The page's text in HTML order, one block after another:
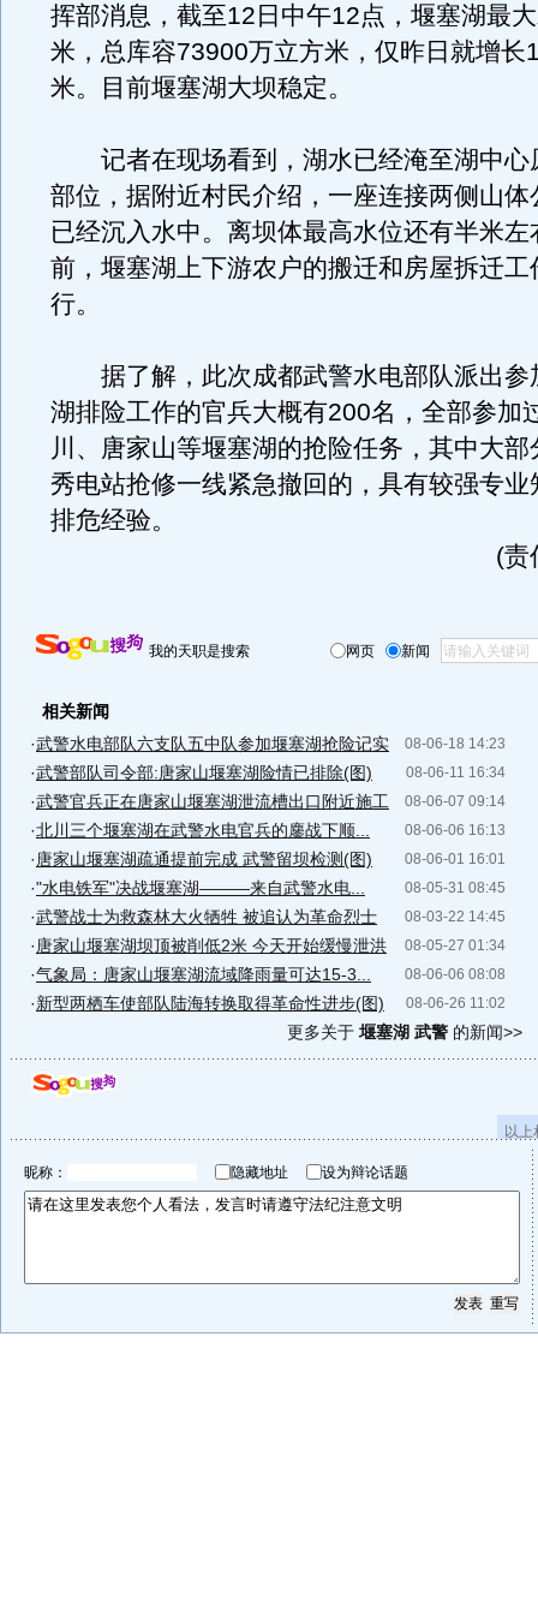
挥部消息，截至12日中午12点，堰塞湖最
米，总库容73900万立方米，仅昨日就增长
米。目前堰塞湖大坝稳定。
记者在现场看到，湖水已经淹至湖中心
部位，据附近村民介绍，一座连接两侧山体
已经沉入水中。离坝体最高水位还有半米左
前，堰塞湖上下游农户的搬迁和房屋拆迁工
行。
据了解，此次成都武警水电部队派出参
湖排险工作的官兵大概有200名，全部参加
川、唐家山等堰塞湖的抢险任务，其中大
秀电站抢修一线紧急撤回的，具有较强专业
排危经验。
(责
我的天职是搜索 网页 新闻
相关新闻
08-06-18 14:23
·武警水电部队六支队五中队参加堰塞湖抢险记实
08-06-11 16:34
·武警部队司令部:唐家山堰塞湖险情已排除(图)
08-06-07 09:14
·武警官兵正在唐家山堰塞湖泄流槽出口附近施工
08-06-06 16:13
·北川三个堰塞湖在武警水电官兵的鏖战下顺...
08-06-01 16:01
· 唐家山堰塞湖疏通提前完成 武警留坝检测(图)
08-05-31 08:45
·"水电铁军"决战堰塞湖———来自武警水电...
08-03-22 14:45
·武警战士为救森林大火牺牲 被追认为革命烈士
08-05-27 01:34
· 唐家山堰塞湖坝顶被削低2米 今天开始缓慢泄洪
08-06-06 08:08
·气象局：唐家山堰塞湖流域降雨量可达15-3...
08-06-26 11:02
·新型两栖车使部队陆海转换取得革命性进步(图)
更多关于堰塞湖 武警 的新闻>>
以
昵称： 隐藏地址 设为辩论话题